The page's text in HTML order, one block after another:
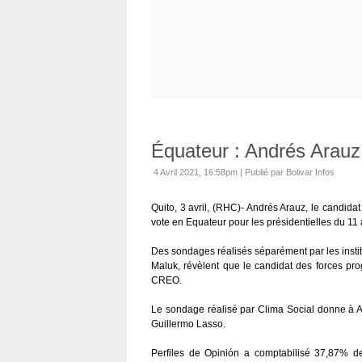
Équateur : Andrés
4 Avril 2021, 16:58pm | Publié par Bolivar Infos
Quito, 3 avril, (RHC)- Andrés Arauz, le
vote en Equateur pour les présidentielles du 11
Des sondages réalisés séparément par les
Maluk, révèlent que le candidat des forces
CREO.
Le sondage réalisé par Clima Social donne à
Guillermo Lasso.
Perfiles de Opinión a comptabilisé 37,87%